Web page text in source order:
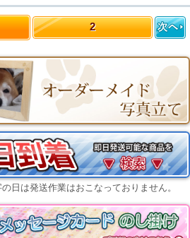
2
日は発送作業はおこなっておりません。